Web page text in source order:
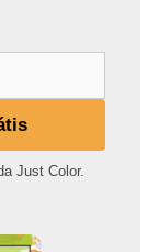
Just Color.